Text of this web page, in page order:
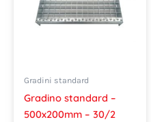
Gradini standard
Gradino standard –
500x200mm – 30/2